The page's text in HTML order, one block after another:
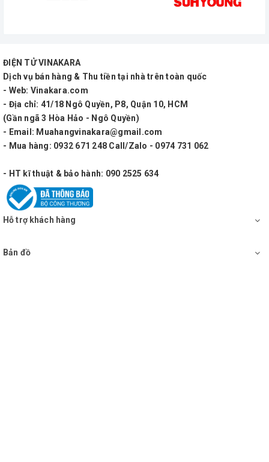
ĐIỆN TỬ VINAKARA
Dịch vụ bán hàng & Thu tiền tại nhà trên toàn quốc
- Web: Vinakara.com
- Địa chỉ: 41/18 Ngô Quyền, P8, Quận 10, HCM
(Gần ngã 3 Hòa Hảo - Ngô Quyền)
- Email: Muahangvinakara@gmail.com
- Mua hàng: 0932 671 248 Call/Zalo - 0974 731 062
- HT kĩ thuật & bảo hành: 090 2525 634
Hỗ trợ khách hàng
Bản đồ